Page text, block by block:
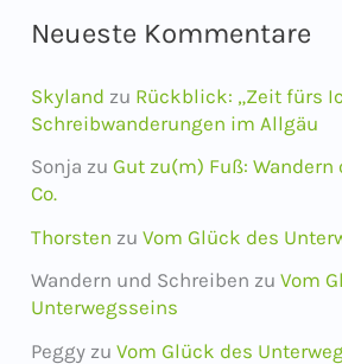
Neueste Kommentare
Skyland zu Rückblick: „Zeit fürs
Schreibwanderungen im Allgäu
Sonja zuGut zu(m) Fuß:
Co.
Thorsten zuVom Glück des
Wandern und Schreiben zuVom
Unterwegsseins
Peggy zuVom Glück des